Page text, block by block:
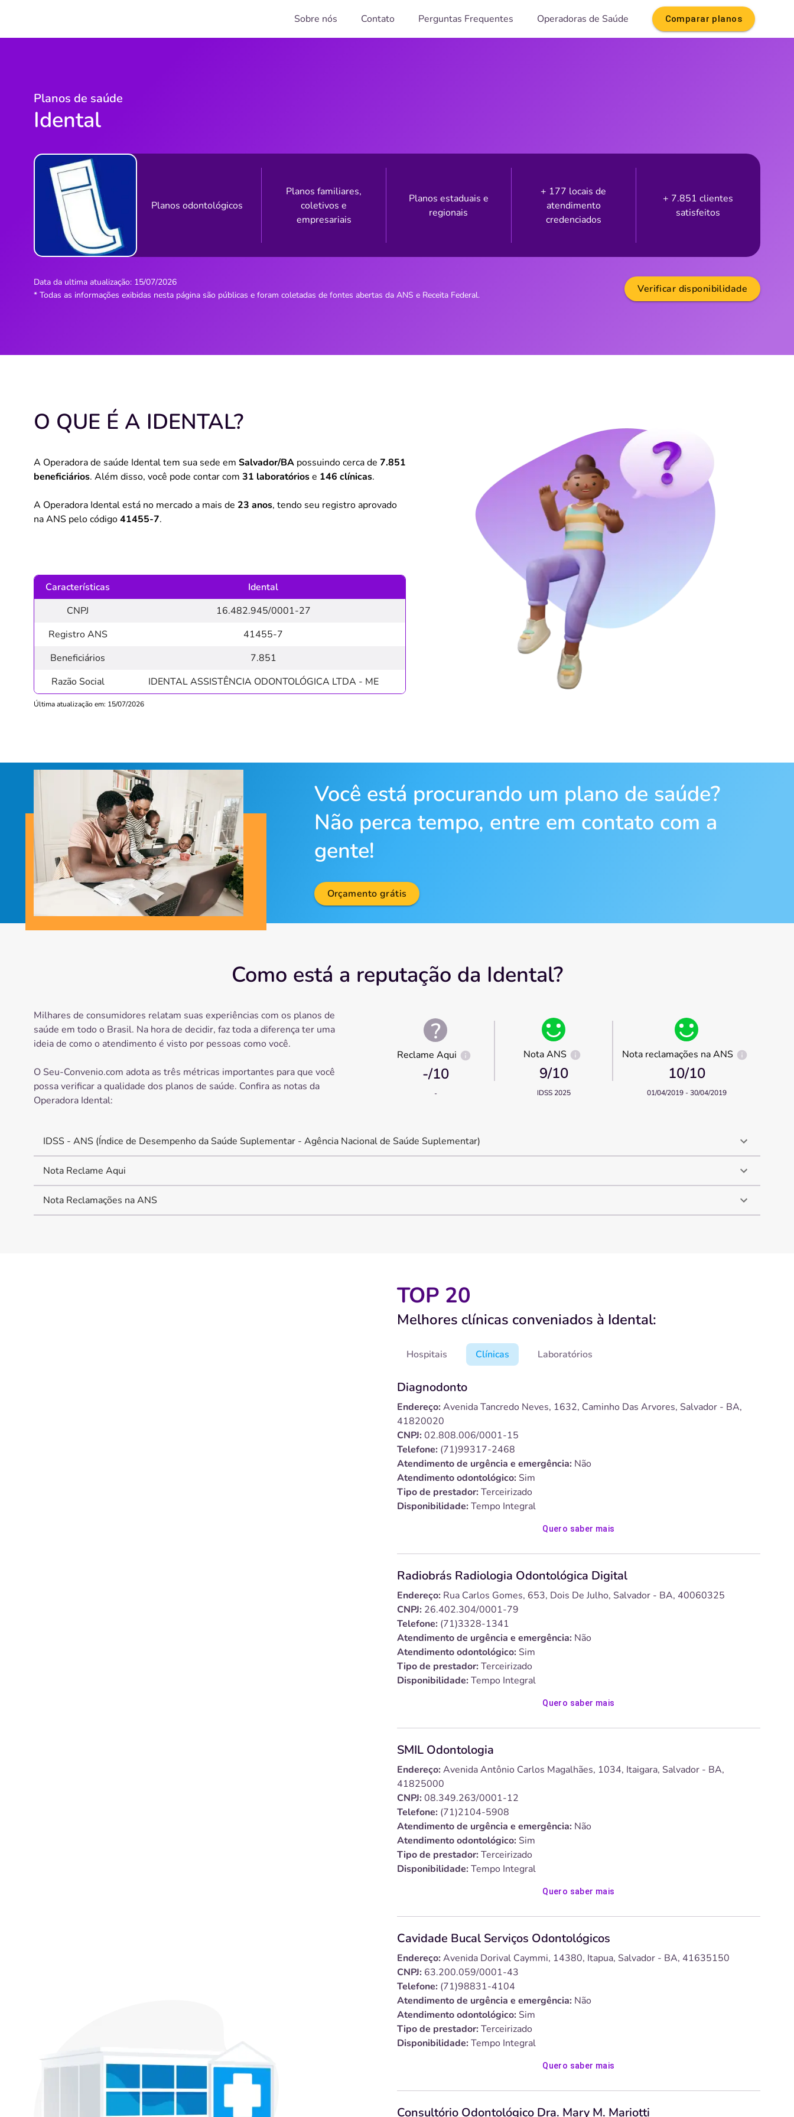
Sobre nós Contato Perguntas Frequentes Operadoras de Saúde Comparar planos
Planos de saúde
Idental
Planos odontológicos
Planos familiares,
coletivos e
empresariais
Planos estaduais e
regionais
+ 177 locais de
atendimento
credenciados
+ 7.851 clientes
satisfeitos
Data da ultima atualização: 15/07/2026
* Todas as informações exibidas nesta página são públicas e foram coletadas de fontes abertas da ANS e Receita Federal.
Verificar disponibilidade
O QUE É A IDENTAL?
A Operadora de saúde Idental tem sua sede em Salvador/BA possuindo cerca de 7.851
beneficiários. Além disso, você pode contar com 31 laboratóriose 146 clínicas.
A Operadora Idental está no mercado a mais de 23 anos, tendo seu registro aprovado
na ANS pelo código41455-7.
Características
Idental
CNPJ
16.482.945/0001-27
Registro ANS
41455-7
Beneficiários
7.851
Razão Social
IDENTAL ASSISTÊNCIA ODONTOLÓGICA LTDA - ME
Última atualização em: 15/07/2026
Você está procurando um plano de saúde?
Não perca tempo, entre em contato com a
gente!
Orçamento grátis
Como está a reputação da Idental?
Milhares de consumidores relatam suas experiências com os planos de
saúde em todo o Brasil. Na hora de decidir, faz toda a diferença ter uma
ideia de como o atendimento é visto por pessoas como você.
O Seu-Convenio.com adota as três métricas importantes para que você
possa verificar a qualidade dos planos de saúde. Confira as notas da
Operadora Idental:
Reclame Aqui
-/10
-
Nota ANS
9/10
IDSS 2025
Nota reclamações na ANS
10/10
01/04/2019 - 30/04/2019
IDSS - ANS (Índice de Desempenho da Saúde Suplementar - Agência Nacional de Saúde Suplementar)
Nota Reclame Aqui
Nota Reclamações na ANS
TOP 20
Melhores clínicas conveniados à Idental:
Hospitais Clínicas Laboratórios
Diagnodonto
Endereço:Avenida Tancredo Neves, 1632, Caminho Das Arvores, Salvador - BA,
41820020
CNPJ:02.808.006/0001-15
Telefone: (71)99317-2468
Atendimento de urgência e emergência: Não
Atendimento odontológico: Sim
Tipo de prestador:Terceirizado
Disponibilidade:Tempo Integral
Quero saber mais
Radiobrás Radiologia Odontológica Digital
Endereço: Rua Carlos Gomes, 653, Dois De Julho, Salvador - BA, 40060325
CNPJ: 26.402.304/0001-79
Telefone: (71)3328-1341
Atendimento de urgência e emergência: Não
Atendimento odontológico: Sim
Tipo de prestador:Terceirizado
Disponibilidade:Tempo Integral
Quero saber mais
SMIL Odontologia
Endereço:Avenida Antônio Carlos Magalhães, 1034, Itaigara, Salvador - BA,
41825000
CNPJ:08.349.263/0001-12
Telefone: (71)2104-5908
Atendimento de urgência e emergência: Não
Atendimento odontológico: Sim
Tipo de prestador:Terceirizado
Disponibilidade:Tempo Integral
Quero saber mais
Cavidade Bucal Serviços Odontológicos
Endereço:Avenida Dorival Caymmi, 14380, Itapua, Salvador - BA, 41635150
CNPJ: 63.200.059/0001-43
Telefone: (71)98831-4104
Atendimento de urgência e emergência: Não
Atendimento odontológico: Sim
Tipo de prestador:Terceirizado
Disponibilidade:Tempo Integral
Quero saber mais
Consultório Odontológico Dra. Mary M. Mariotti